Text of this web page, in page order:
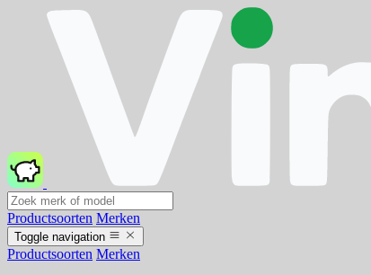
Productsoorten Merken
Toggle navigation
Productsoorten Merken